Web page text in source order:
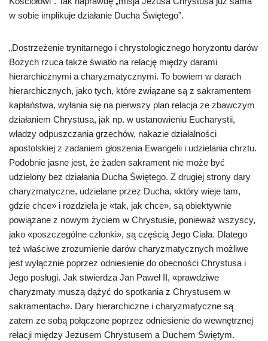
w sobie implikuje działanie Ducha Świętego”.
„Dostrzeżenie trynitarnego i chrystologicznego horyzontu darów
Bożych rzuca także światło na relację między darami
hierarchicznymi a charyzmatycznymi. To bowiem w darach
hierarchicznych, jako tych, które związane są z sakramentem
kapłaństwa, wyłania się na pierwszy plan relacja ze zbawczym
działaniem Chrystusa, jak np. w ustanowieniu Eucharystii,
władzy odpuszczania grzechów, nakazie działalności
apostolskiej z zadaniem głoszenia Ewangelii i udzielania chrztu.
Podobnie jasne jest, że żaden sakrament nie może być
udzielony bez działania Ducha Świętego. Z drugiej strony dary
charyzmatyczne, udzielane przez Ducha, «który wieje tam,
gdzie chce» i rozdziela je «tak, jak chce», są obiektywnie
powiązane z nowym życiem w Chrystusie, ponieważ wszyscy,
jako «poszczególne członki», są częścią Jego Ciała. Dlatego
też właściwe zrozumienie darów charyzmatycznych możliwe
jest wyłącznie poprzez odniesienie do obecności Chrystusa i
Jego posługi. Jak stwierdza Jan Paweł II, «prawdziwe
charyzmaty muszą dążyć do spotkania z Chrystusem w
sakramentach». Dary hierarchiczne i charyzmatyczne są
zatem ze sobą połączone poprzez odniesienie do wewnętrznej
relacji między Jezusem Chrystusem a Duchem Świętym.